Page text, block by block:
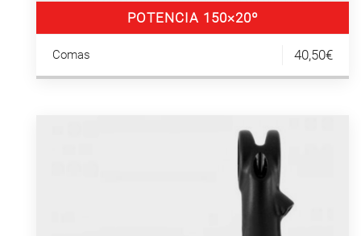
POTENCIA 150×20º
Comas 40,50€